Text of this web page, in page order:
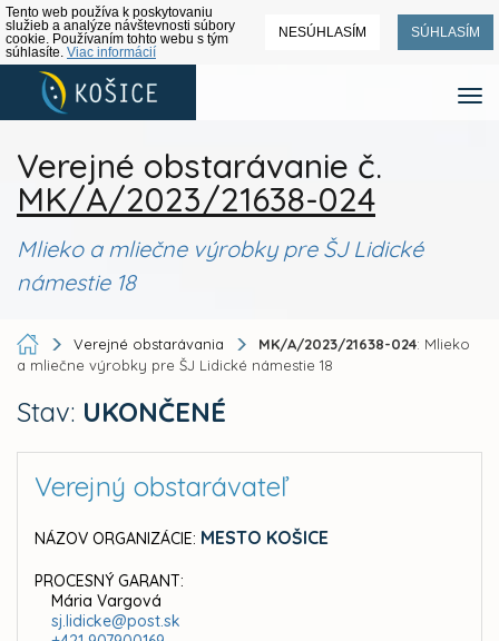
Tento web používa k poskytovaniu
služieb a analýze návštevnosti súbory
cookie. Používaním tohto webu s tým
súhlasíte. Viac informácií
NESÚHLASÍM SÚHLASÍM
Verejné obstarávanie č.
MK/A/2023/21638-024
Mlieko a mliečne výrobky pre ŠJ Lidické
námestie 18
Verejné obstarávania MK/A/2023/21638-024: Mlieko
a mliečne výrobky pre ŠJ Lidické námestie 18
Stav: UKONČENÉ
Verejný obstarávateľ
NÁZOV ORGANIZÁCIE: MESTO KOŠICE
PROCESNÝ GARANT:
Mária Vargová
sj.lidicke@post.sk